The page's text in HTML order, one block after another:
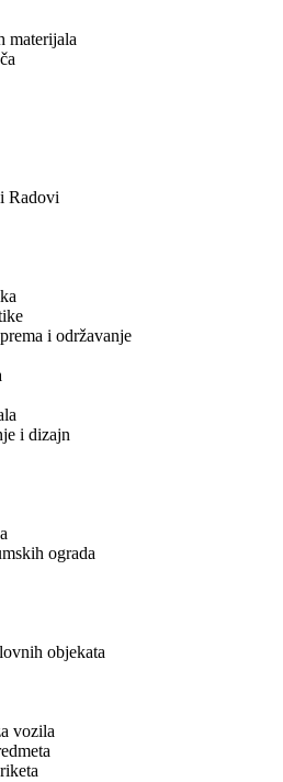
materijala
Radovi
i održavanje
i dizajn
ograda
objekata
vozila